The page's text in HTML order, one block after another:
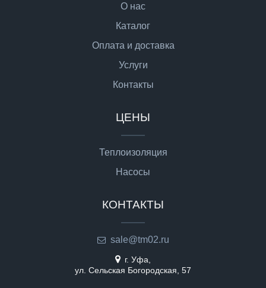
О нас
Каталог
Оплата и доставка
Услуги
Контакты
ЦЕНЫ
Теплоизоляция
Насосы
КОНТАКТЫ
sale@tm02.ru
г. Уфа,
ул. Сельская Богородская, 57